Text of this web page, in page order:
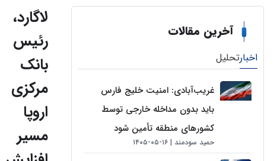
آخرین مقالات
اخبارتحلیل
غریب‌آبادی: امنیت خلیج فارس
باید بدون مداخله خارجی توسط
کشورهای منطقه تأمین شود
حمید سودمند ۱۶-۰۵-۱۴۰۵
لاگارد،
رئيس
بانک
مرکزی
اروپا
مسیر